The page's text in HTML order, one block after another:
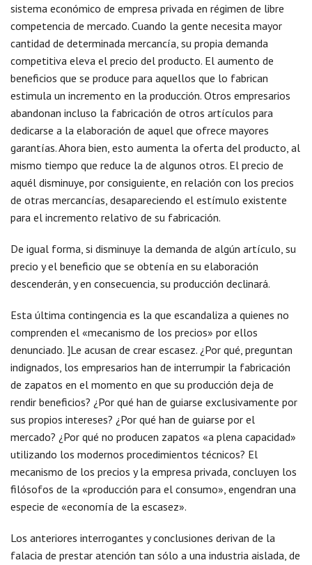
sistema económico de empresa privada en régimen de libre
competencia de mercado. Cuando la gente necesita mayor
cantidad de determinada mercancía, su propia demanda
competitiva eleva el precio del producto. El aumento de
beneficios que se produce para aquellos que lo fabrican
estimula un incremento en la producción. Otros empresarios
abandonan incluso la fabricación de otros artículos para
dedicarse a la elaboración de aquel que ofrece mayores
garantías. Ahora bien, esto aumenta la oferta del producto, al
mismo tiempo que reduce la de algunos otros. El precio de
aquél disminuye, por consiguiente, en relación con los precios
de otras mercancías, desapareciendo el estímulo existente
para el incremento relativo de su fabricación.
De igual forma, si disminuye la demanda de algún artículo, su
precio y el beneficio que se obtenía en su elaboración
descenderán, y en consecuencia, su producción declinará.
Esta última contingencia es la que escandaliza a quienes no
comprenden el «mecanismo de los precios» por ellos
denunciado. ]Le acusan de crear escasez. ¿Por qué, preguntan
indignados, los empresarios han de interrumpir la fabricación
de zapatos en el momento en que su producción deja de
rendir beneficios? ¿Por qué han de guiarse exclusivamente por
sus propios intereses? ¿Por qué han de guiarse por el
mercado? ¿Por qué no producen zapatos «a plena capacidad»
utilizando los modernos procedimientos técnicos? El
mecanismo de los precios y la empresa privada, concluyen los
filósofos de la «producción para el consumo», engendran una
especie de «economía de la escasez».
Los anteriores interrogantes y conclusiones derivan de la
falacia de prestar atención tan sólo a una industria aislada, de